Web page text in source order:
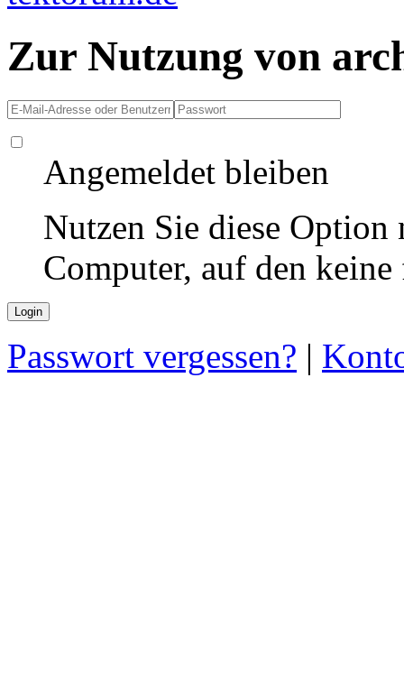
Zur Nutzung von
Angemeldet bleiben
Nutzen Sie diese
Computer, auf den
Passwort vergessen? |